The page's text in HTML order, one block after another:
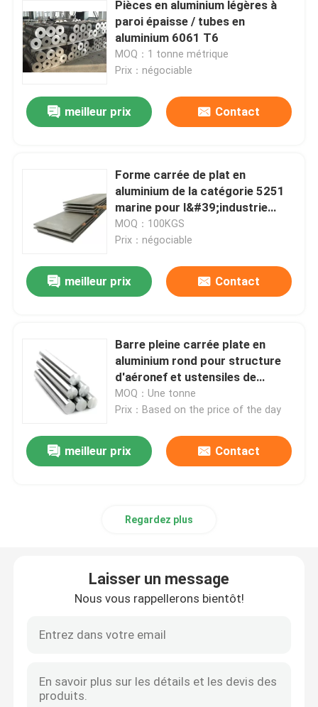
Maison
Vidéos
Cas
Pièces en aluminium légères à
paroi épaisse / tubes en
aluminium 6061 T6
MOQ：1 tonne métrique
Prix：négociable
meilleur prix Contact
Forme carrée de plat en
aluminium de la catégorie 5251
marine pour l&#39;industrie
maritime
MOQ：100KGS
Prix：négociable
meilleur prix Contact
Barre pleine carrée plate en
aluminium rond pour structure
d'aéronef et ustensiles de
cuisine
MOQ：Une tonne
Prix：Based on the price of the day
meilleur prix Contact
Regardez plus
Laisser un message
Nous vous rappellerons bientôt!